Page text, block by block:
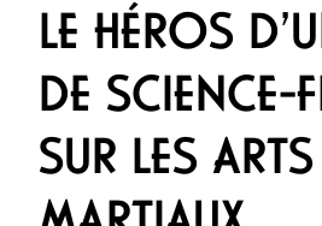
LE HÉROS
DE SCIENCE-
SUR LES ARTS